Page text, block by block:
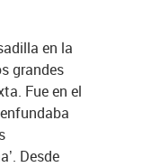
en la
grandes
Fue en el
Desde